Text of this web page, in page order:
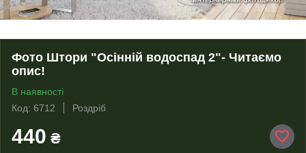
Фото Штори "Осінній водоспад 2"- Читаємо
опис!
В наявності
Код: 6712
Роздріб
440 ₴